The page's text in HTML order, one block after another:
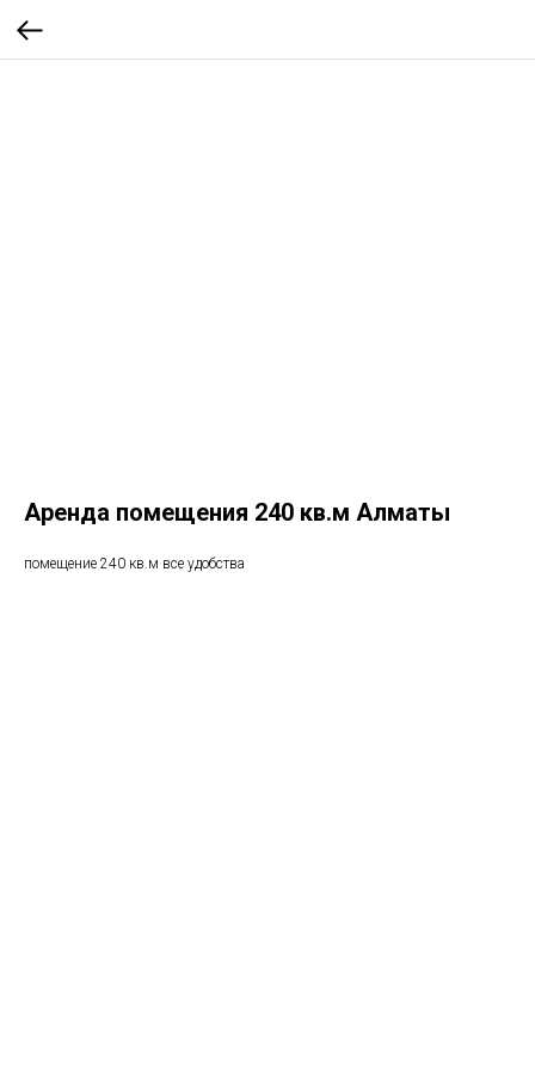
Аренда помещения 240 кв.м Алматы
помещение 240 кв.м все удобства